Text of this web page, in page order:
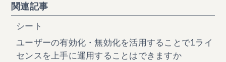
関連記事
シート
ユーザーの有効化・無効化を活用することで1ライ
センスを上手に運用することはできますか